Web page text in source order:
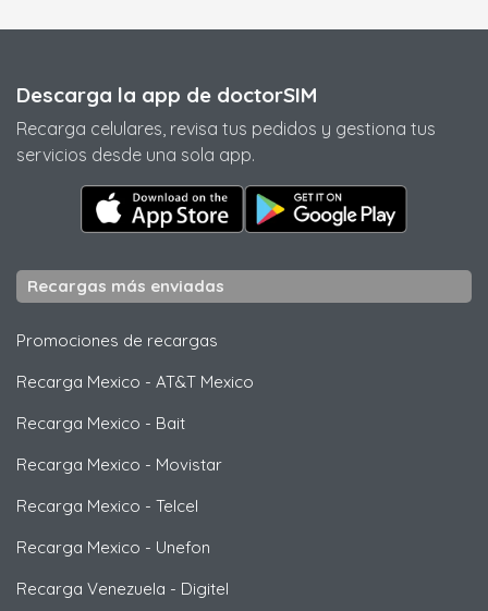
Descarga la app de doctorSIM
Recarga celulares, revisa tus pedidos y gestiona tus
servicios desde una sola app.
Recargas más enviadas
Promociones de recargas
Recarga Mexico - AT&T Mexico
Recarga Mexico - Bait
Recarga Mexico - Movistar
Recarga Mexico - Telcel
Recarga Mexico - Unefon
Recarga Venezuela - Digitel